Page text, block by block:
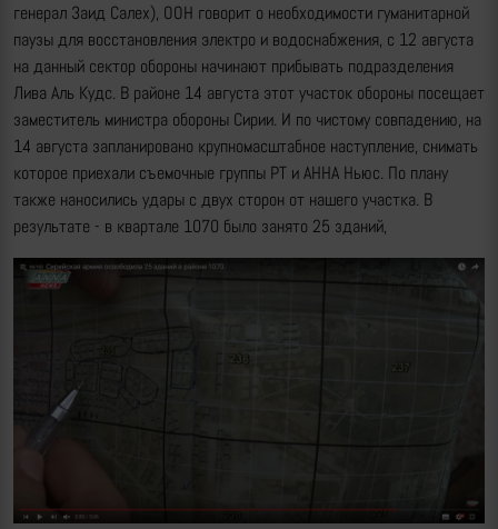
генерал Заид Салех), ООН говорит о необходимости гуманитарной
паузы для восстановления электро и водоснабжения, с 12 августа
на данный сектор обороны начинают прибывать подразделения
Лива Аль Кудс. В районе 14 августа этот участок обороны посещает
заместитель министра обороны Сирии. И по чистому совпадению, на
14 августа запланировано крупномасштабное наступление, снимать
которое приехали съемочные группы РТ и АННА Ньюс. По плану
также наносились удары с двух сторон от нашего участка. В
результате - в квартале 1070 было занято 25 зданий,